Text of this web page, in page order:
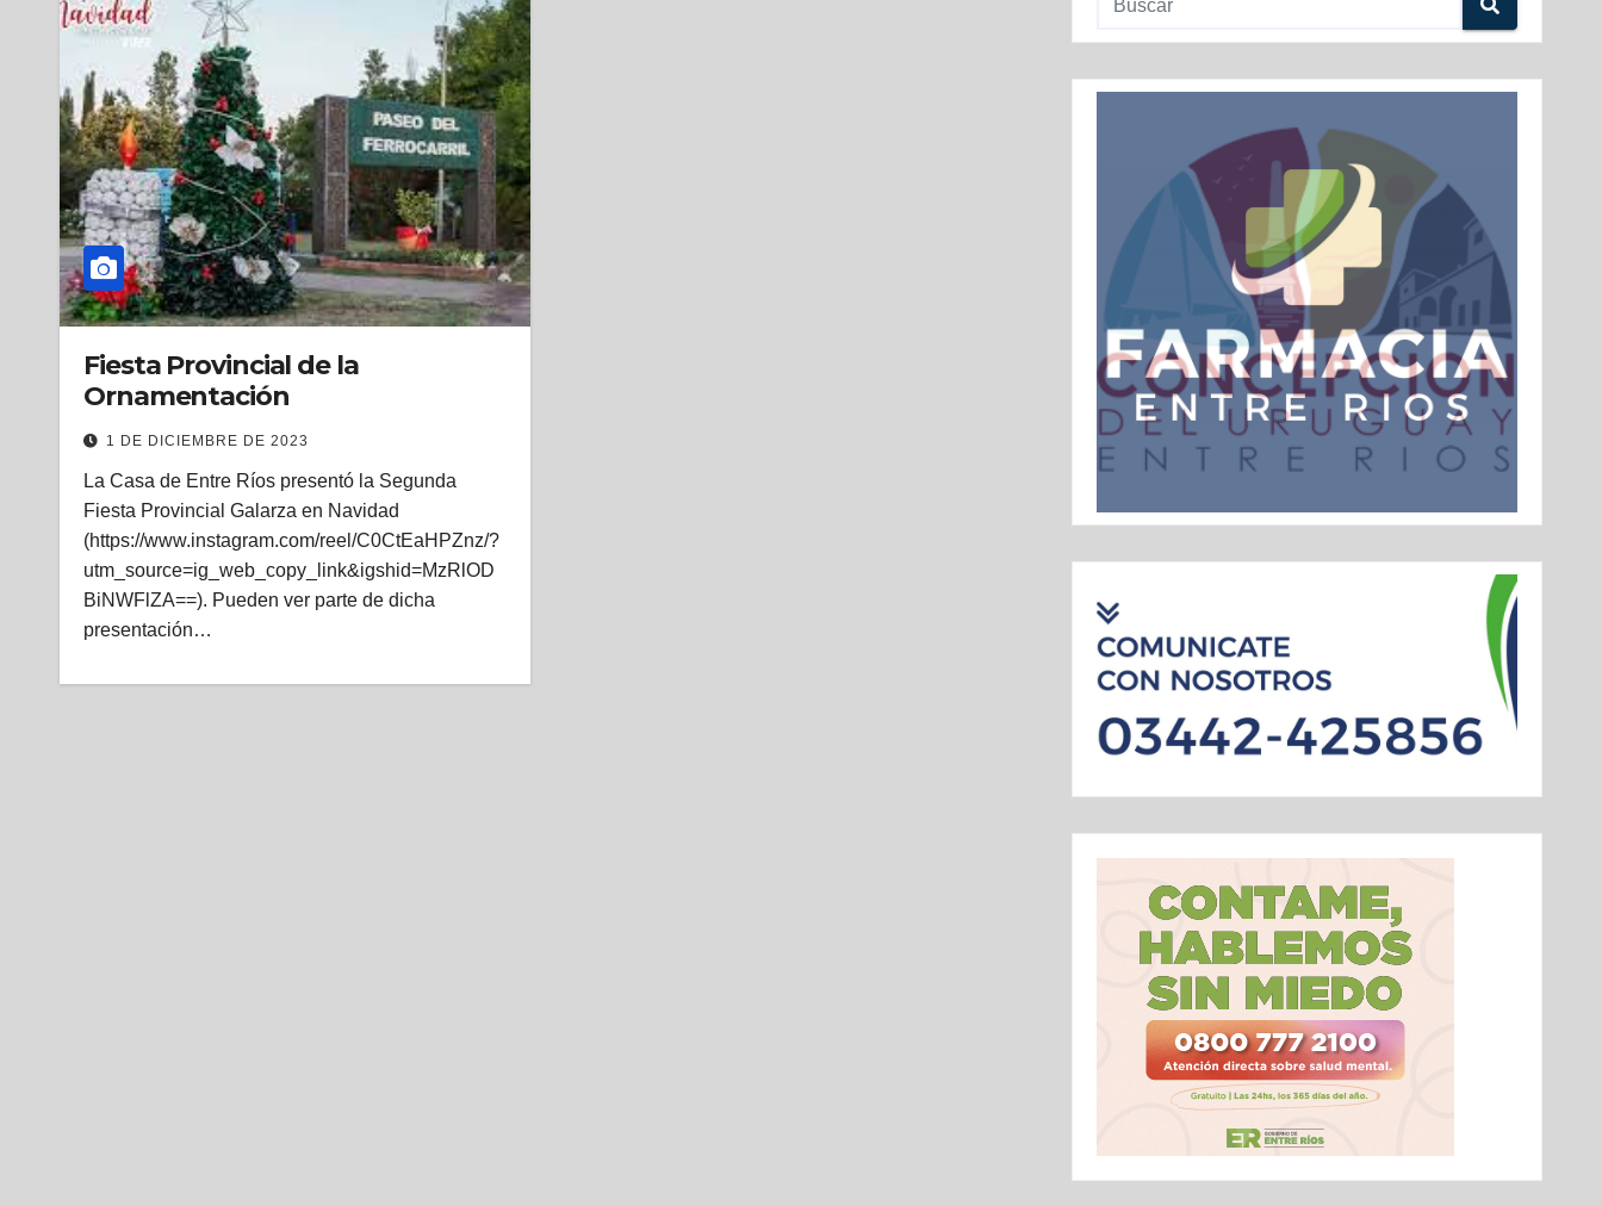
Fiesta Provincial de la
Ornamentación
1 DE DICIEMBRE DE 2023
La Casa de Entre Ríos presentó la Segunda
Fiesta Provincial Galarza en Navidad
(https://www.instagram.com/reel/C0CtEaHPZnz/?
utm_source=ig_web_copy_link&igshid=MzRlOD
BiNWFlZA==). Pueden ver parte de dicha
presentación…